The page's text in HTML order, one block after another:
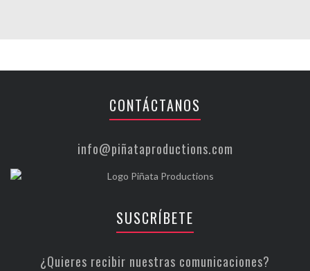
CONTÁCTANOS
info@piñataproductions.com
SUSCRÍBETE
¿Quieres recibir nuestras comunicaciones?